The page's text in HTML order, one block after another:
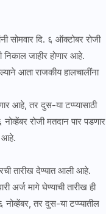
सोमवार दि. ६ ऑक्टोबर रोजी
जाहीर होणार आहे.
आता राजकीय हालचालींना
आहे, तर दुस-या टप्प्यासाठी
रोजी मतदान पार पडणार
आहे.
तारीख देण्यात आली आहे.
अर्ज मागे घेण्याची तारीख ही
तर दुस-या टप्प्यातील